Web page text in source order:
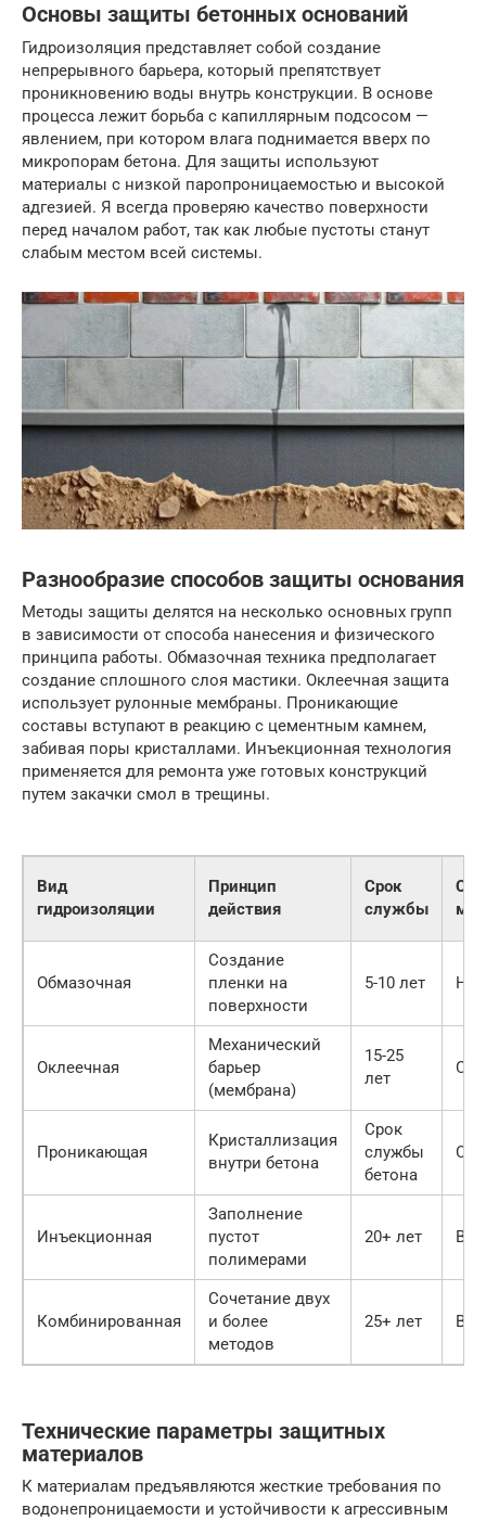
Основы защиты бетонных оснований
Гидроизоляция представляет собой создание
непрерывного барьера, который препятствует
проникновению воды внутрь конструкции. В основе
процесса лежит борьба с капиллярным подсосом —
явлением, при котором влага поднимается вверх по
микропорам бетона. Для защиты используют
материалы с низкой паропроницаемостью и высокой
адгезией. Я всегда проверяю качество поверхности
перед началом работ, так как любые пустоты станут
слабым местом всей системы.
Разнообразие способов защиты основания
Методы защиты делятся на несколько основных групп
в зависимости от способа нанесения и физического
принципа работы. Обмазочная техника предполагает
создание сплошного слоя мастики. Оклеечная защита
использует рулонные мембраны. Проникающие
составы вступают в реакцию с цементным камнем,
забивая поры кристаллами. Инъекционная технология
применяется для ремонта уже готовых конструкций
путем закачки смол в трещины.
Вид
гидроизоляции
Принцип
действия
Срок
службы
Обмазочная
Создание
пленки на
поверхности
5-10 лет
Оклеечная
Механический
барьер
(мембрана)
15-25
лет
Проникающая
Кристаллизация
внутри бетона
Срок
службы
бетона
Инъекционная
Заполнение
пустот
полимерами
20+ лет
Комбинированная
Сочетание двух
и более
методов
25+ лет
Технические параметры защитных
материалов
К материалам предъявляются жесткие требования по
водонепроницаемости и устойчивости к агрессивным